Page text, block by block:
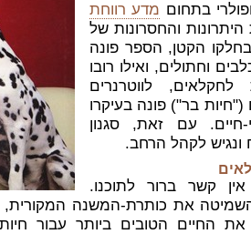
מדע רווחת
והחסרונות של
הקטן, הספר פונה
וחתולים, ואילו רובו
לווטרנרים
בר") פונה בעיקרו
חיים. עם זאת, סגנון
לקהל הרחב.
קשר ברור לתוכנו.
את כותרת-המשנה המקורית,
החיים הטובים ביותר עבור